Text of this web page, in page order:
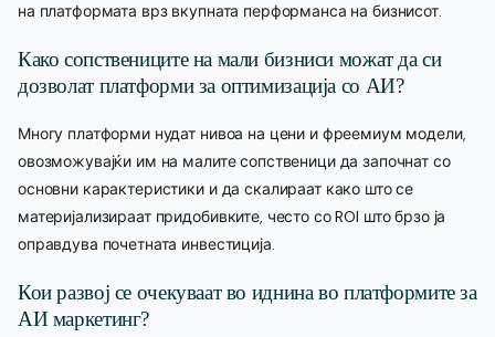
на платформата врз вкупната перформанса на бизнисот.
Како сопствениците на мали бизниси можат да си
дозволат платформи за оптимизација со АИ?
Многу платформи нудат нивоа на цени и фреемиум модели,
овозможувајќи им на малите сопственици да започнат со
основни карактеристики и да скалираат како што се
материјализираат придобивките, често со ROI што брзо ја
оправдува почетната инвестиција.
Кои развој се очекуваат во иднина во платформите за
АИ маркетинг?